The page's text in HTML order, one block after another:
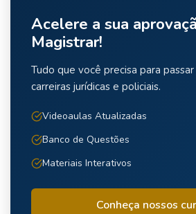
Acelere a sua
Magistrar!
Tudo que você precisa para
carreiras jurídicas e policiais.
Videoaulas Atualizadas
Banco de Questões
Materiais Interativos
Conheça nossos